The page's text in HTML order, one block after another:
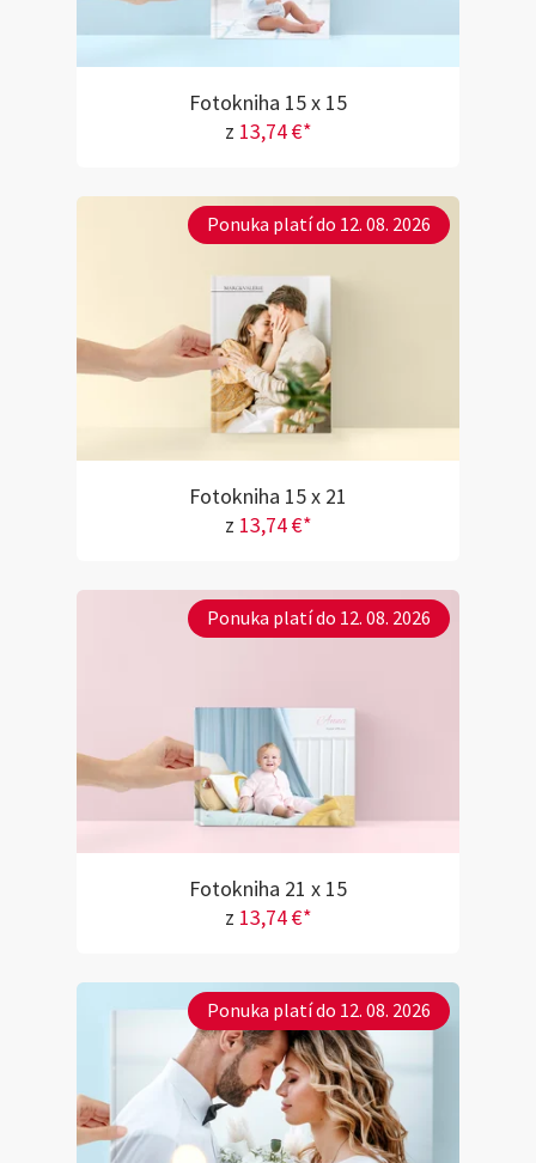
Fotokniha 15 x 15
z 13,74 €*
Ponuka platí do 12. 08. 2026
Fotokniha 15 x 21
z 13,74 €*
Ponuka platí do 12. 08. 2026
Fotokniha 21 x 15
z 13,74 €*
Ponuka platí do 12. 08. 2026